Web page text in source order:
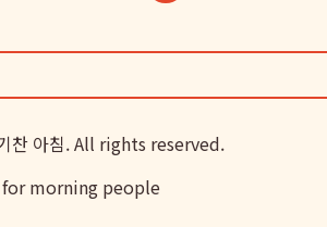
찬 아침. All rights reserved.
morning people